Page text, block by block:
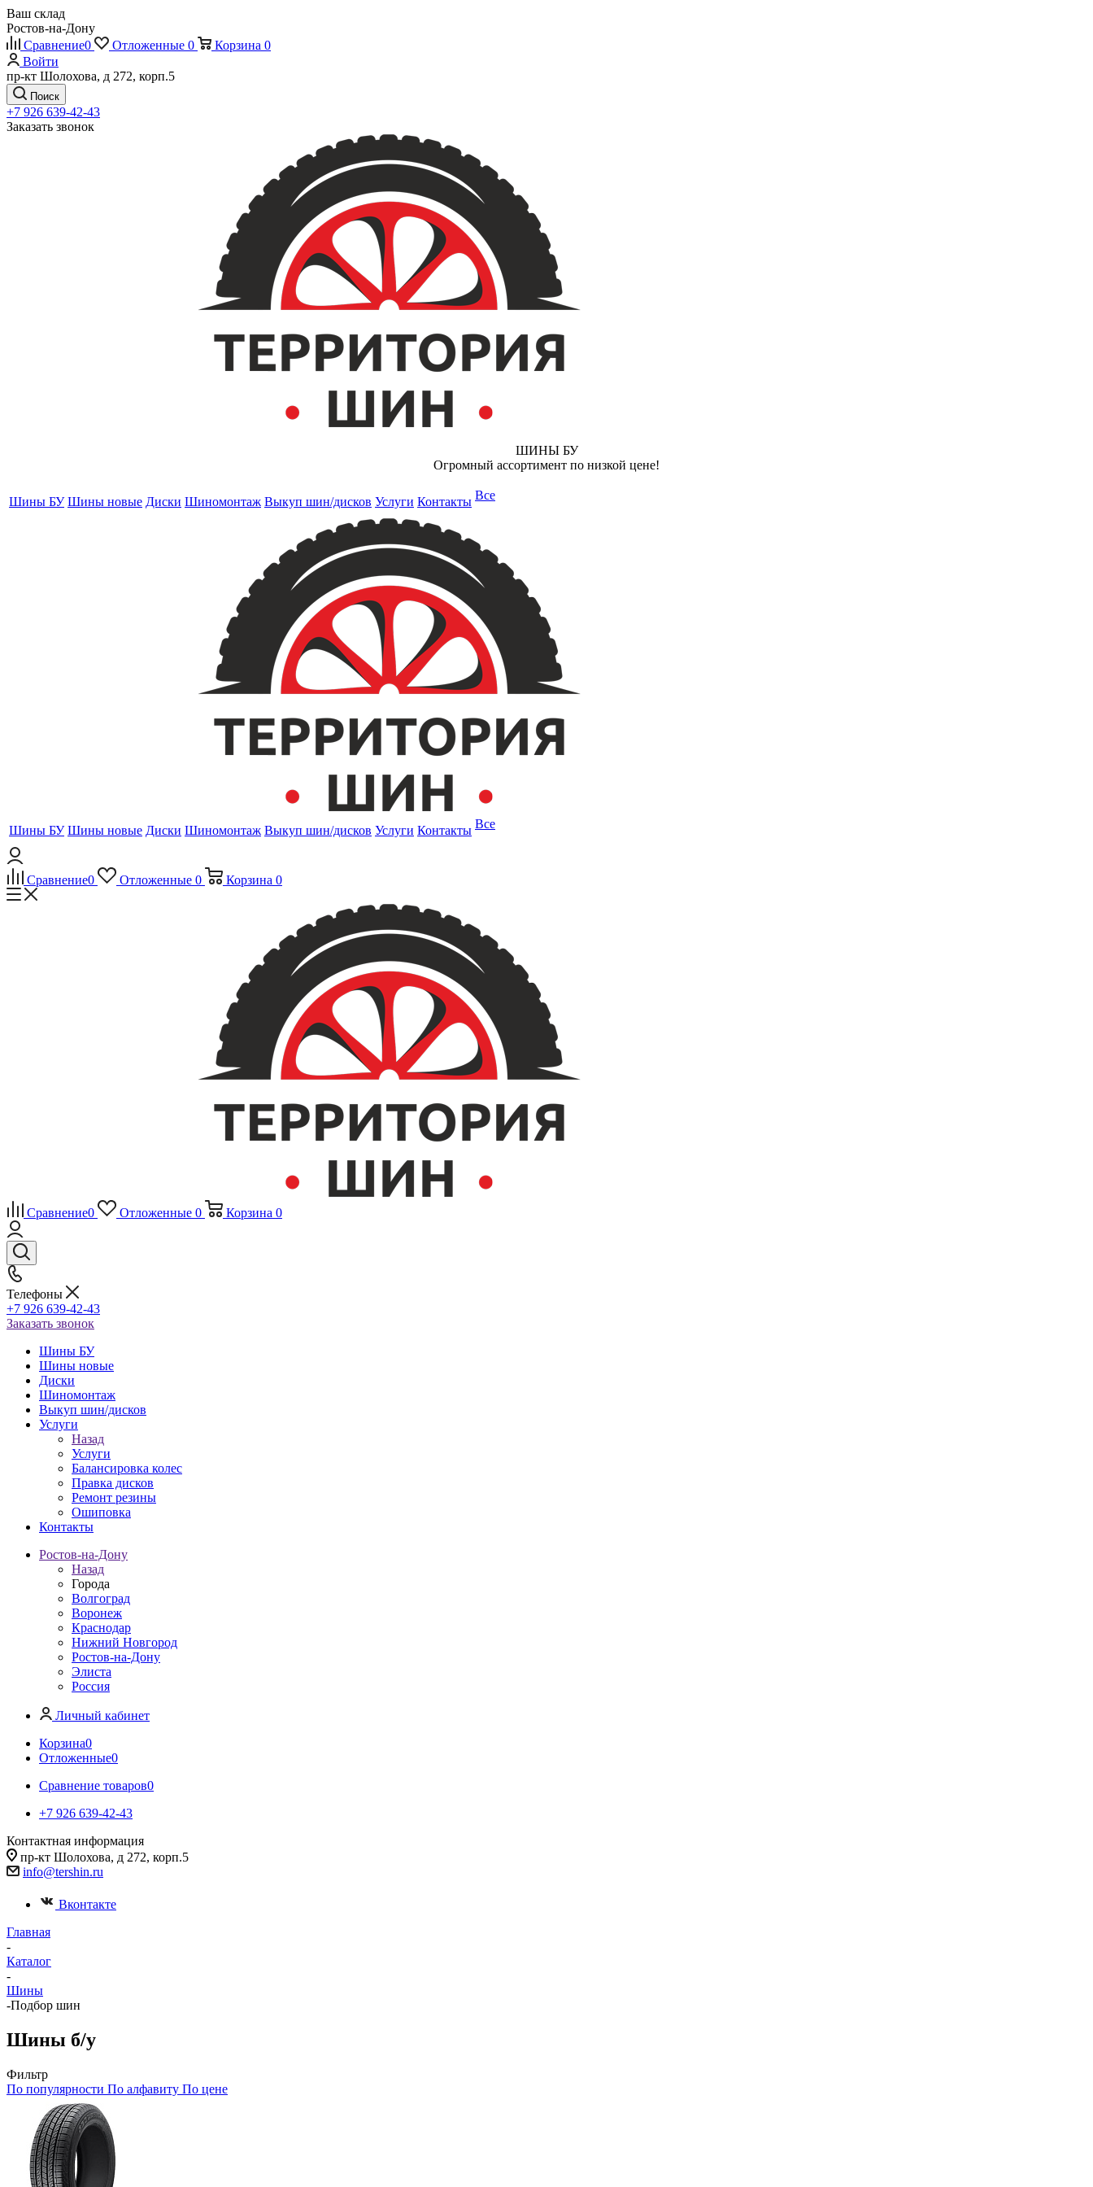
Ваш склад
Ростов-на-Дону
Сравнение0 Отложенные 0 Корзина 0
Войти
пр-кт Шолохова, д 272, корп.5
Поиск
+7 926 639-42-43
Заказать звонок
ШИНЫ БУ
Огромный ассортимент по низкой цене!
Шины БУ Шины новые Диски Шиномонтаж Выкуп шин/дисков Услуги Контакты Все
Шины БУ Шины новые Диски Шиномонтаж Выкуп шин/дисков Услуги Контакты Все
Сравнение0 Отложенные 0 Корзина 0
Сравнение0 Отложенные 0 Корзина 0
Телефоны
+7 926 639-42-43
Заказать звонок
Шины БУ
Шины новые
Диски
Шиномонтаж
Выкуп шин/дисков
Услуги
Назад
Услуги
Балансировка колес
Правка дисков
Ремонт резины
Ошиповка
Контакты
Ростов-на-Дону
Назад
Города
Волгоград
Воронеж
Краснодар
Нижний Новгород
Ростов-на-Дону
Элиста
Россия
Личный кабинет
Корзина0
Отложенные0
Сравнение товаров0
+7 926 639-42-43
Контактная информация
пр-кт Шолохова, д 272, корп.5
info@tershin.ru
Вконтакте
Главная
-
Каталог
-
Шины
-Подбор шин
Шины б/у
Фильтр
По популярности По алфавиту По цене